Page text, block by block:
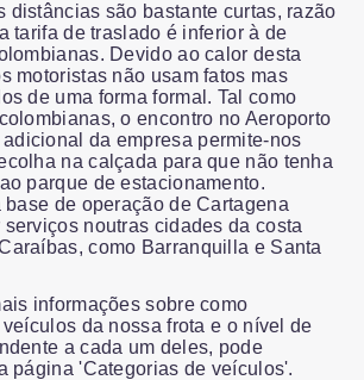
distâncias são bastante curtas, razão
tarifa de traslado é inferior à de
Devido ao calor desta
motoristas não usam fatos mas
de uma forma formal. Tal como
o encontro no Aeroporto
da empresa permite-nos
na calçada para que não tenha
parque de estacionamento.
base de operação de Cartagena
serviços noutras cidades da costa
como Barranquilla e Santa
informações sobre como
da nossa frota e o nível de
a cada um deles, pode
página 'Categorias de veículos'.